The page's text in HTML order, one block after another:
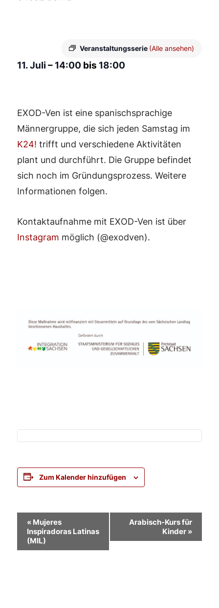
Veranstaltungsserie (Alle ansehen)
11. Juli – 14:00 bis 18:00
EXOD-Ven ist eine spanischsprachige
Männergruppe, die sich jeden Samstag im
K24! trifft und verschiedene Aktivitäten
plant und durchführt. Die Gruppe befindet
sich noch im Gründungsprozess. Weitere
Informationen folgen.
Kontaktaufnahme mit EXOD-Ven ist über
Instagram möglich (@exodven).
Zum Kalender hinzufügen
Veranstaltung-
Navigation
« Mujeres
Inspiradoras Latinas
(MIL)
Arabisch-Kurs für
Kinder »